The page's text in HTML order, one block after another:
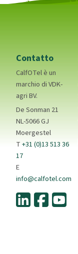
Contatto
CalfOTel è un
marchio di VDK-
agri BV.
De Sonman 21
NL-5066 GJ
Moergestel
T+31 (0)13 513 36
17
E
info@calfotel.com